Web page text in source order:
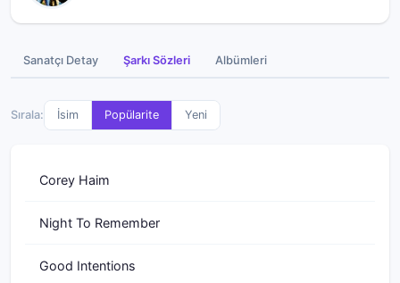
Sanatçı Detay Şarkı Sözleri Albümleri
Sırala: İsim Popülarite Yeni
Corey Haim
Night To Remember
Good Intentions